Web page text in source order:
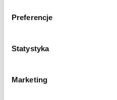
Preferencje
Statystyka
Marketing
Parawany